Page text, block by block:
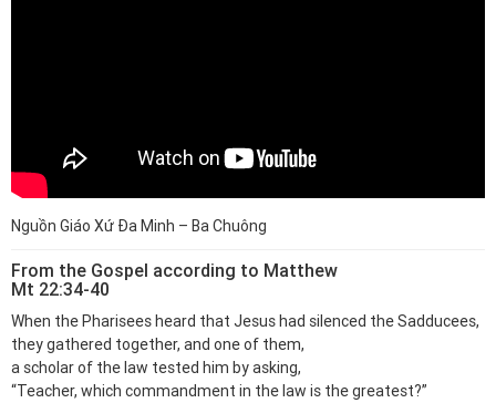
Nguồn Giáo Xứ Đa Minh – Ba Chuông
From the Gospel according to Matthew
Mt 22:34-40
When the Pharisees heard that Jesus had silenced the Sadducees,
they gathered together, and one of them,
a scholar of the law tested him by asking,
“Teacher, which commandment in the law is the greatest?”